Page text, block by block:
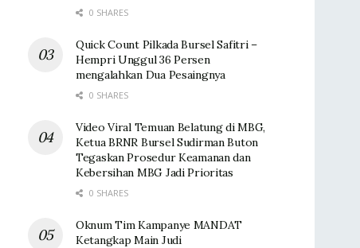
0 SHARES
Quick Count Pilkada Bursel Safitri –
Hempri Unggul 36 Persen
mengalahkan Dua Pesaingnya
0 SHARES
Video Viral Temuan Belatung di MBG,
Ketua BRNR Bursel Sudirman Buton
Tegaskan Prosedur Keamanan dan
Kebersihan MBG Jadi Prioritas
0 SHARES
Oknum Tim Kampanye MANDAT
Ketangkap Main Judi